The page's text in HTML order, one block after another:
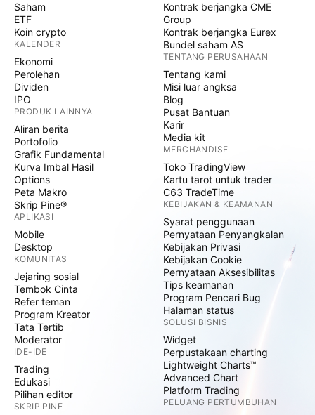
Saham
ETF
Koin crypto
KALENDER
Ekonomi
Perolehan
Dividen
IPO
PRODUK LAINNYA
Aliran berita
Portofolio
Grafik Fundamental
Kurva Imbal Hasil
Options
Peta Makro
Skrip Pine®
APLIKASI
Mobile
Desktop
KOMUNITAS
Jejaring sosial
Tembok Cinta
Refer teman
Program Kreator
Tata Tertib
Moderator
IDE-IDE
Trading
Edukasi
Pilihan editor
SKRIP PINE
Kontrak berjangka CME
Group
Kontrak berjangka Eurex
Bundel saham AS
TENTANG PERUSAHAAN
Tentang kami
Misi luar angksa
Blog
Pusat Bantuan
Karir
Media kit
MERCHANDISE
Toko TradingView
Kartu tarot untuk trader
C63 TradeTime
KEBIJAKAN & KEAMANAN
Syarat penggunaan
Pernyataan Penyangkalan
Kebijakan Privasi
Kebijakan Cookie
Pernyataan Aksesibilitas
Tips keamanan
Program Pencari Bug
Halaman status
SOLUSI BISNIS
Widget
Perpustakaan charting
Lightweight Charts™
Advanced Chart
Platform Trading
PELUANG PERTUMBUHAN